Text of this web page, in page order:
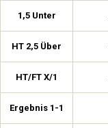
1,5 Unter
HT 2,5 Über
HT/FT X/1
Ergebnis 1-1